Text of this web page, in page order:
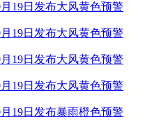
19日发布大风黄色预警
19日发布大风黄色预警
19日发布大风黄色预警
19日发布大风黄色预警
19日发布暴雨橙色预警